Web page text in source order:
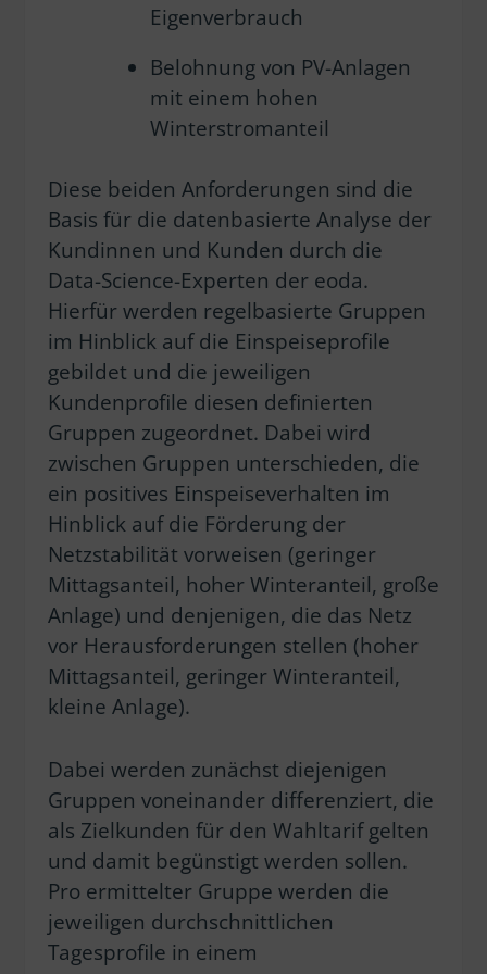
Eigenverbrauch
Belohnung von PV-Anlagen
mit einem hohen
Winterstromanteil
Diese beiden Anforderungen sind die
Basis für die datenbasierte Analyse der
Kundinnen und Kunden durch die
Data-Science-Experten der eoda.
Hierfür werden regelbasierte Gruppen
im Hinblick auf die Einspeiseprofile
gebildet und die jeweiligen
Kundenprofile diesen definierten
Gruppen zugeordnet. Dabei wird
zwischen Gruppen unterschieden, die
ein positives Einspeiseverhalten im
Hinblick auf die Förderung der
Netzstabilität vorweisen (geringer
Mittagsanteil, hoher Winteranteil, große
Anlage) und denjenigen, die das Netz
vor Herausforderungen stellen (hoher
Mittagsanteil, geringer Winteranteil,
kleine Anlage).
Dabei werden zunächst diejenigen
Gruppen voneinander differenziert, die
als Zielkunden für den Wahltarif gelten
und damit begünstigt werden sollen.
Pro ermittelter Gruppe werden die
jeweiligen durchschnittlichen
Tagesprofile in einem